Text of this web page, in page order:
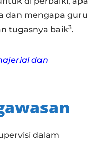
dan mengapa guru
tugasnya baik3.
dan
dalam